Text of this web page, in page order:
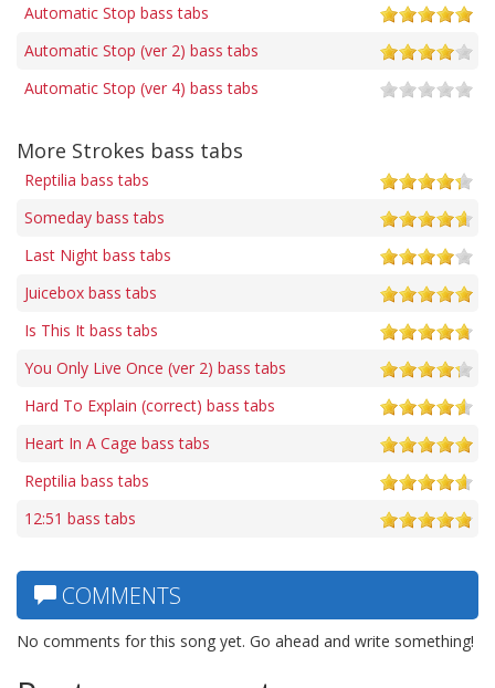
Automatic Stop bass tabs
Automatic Stop (ver 2) bass tabs
Automatic Stop (ver 4) bass tabs
More Strokes bass tabs
Reptilia bass tabs
Someday bass tabs
Last Night bass tabs
Juicebox bass tabs
Is This It bass tabs
You Only Live Once (ver 2) bass tabs
Hard To Explain (correct) bass tabs
Heart In A Cage bass tabs
Reptilia bass tabs
12:51 bass tabs
COMMENTS
No comments for this song yet. Go ahead and write something!